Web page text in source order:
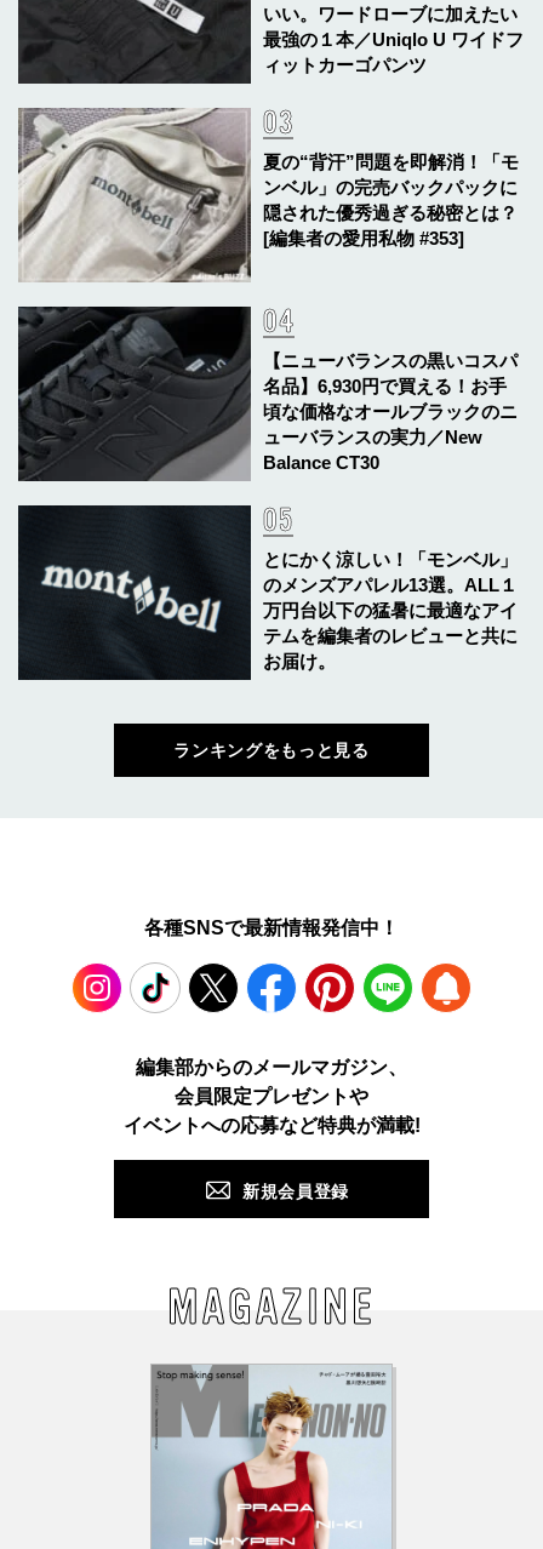
いい。ワードローブに加えたい
最強の１本／Uniqlo U ワイドフ
ィットカーゴパンツ
夏の“背汗”問題を即解消！「モ
ンベル」の完売バックパックに
隠された優秀過ぎる秘密とは？
[編集者の愛用私物 #353]
【ニューバランスの黒いコスパ
名品】6,930円で買える！お手
頃な価格なオールブラックのニ
ューバランスの実力／New
Balance CT30
とにかく涼しい！「モンベル」
のメンズアパレル13選。ALL１
万円台以下の猛暑に最適なアイ
テムを編集者のレビューと共に
お届け。
ランキングをもっと見る
各種SNSで最新情報発信中！
TikTok X Facebook Pinterest LINE
編集部からのメールマガジン、
会員限定プレゼントや
イベントへの応募など特典が満載!
新規会員登録
MAGAZINE